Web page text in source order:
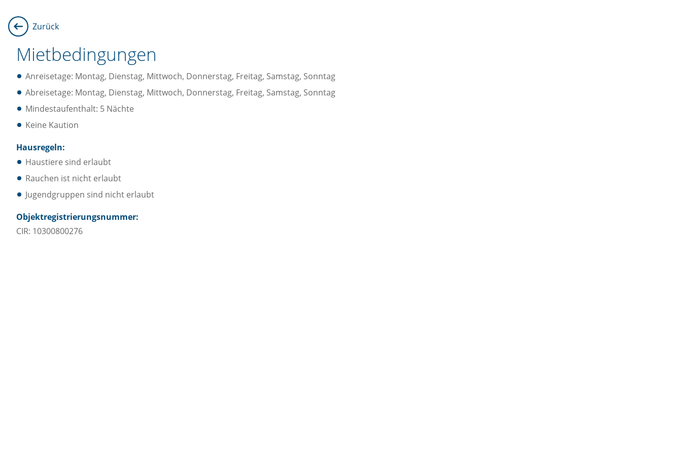
Zurück
Mietbedingungen
Anreisetage: Montag, Dienstag, Mittwoch, Donnerstag, Freitag, Samstag, Sonntag
Abreisetage: Montag, Dienstag, Mittwoch, Donnerstag, Freitag, Samstag, Sonntag
Mindestaufenthalt: 5 Nächte
Keine Kaution
Hausregeln:
Haustiere sind erlaubt
Rauchen ist nicht erlaubt
Jugendgruppen sind nicht erlaubt
Objektregistrierungsnummer:
CIR: 10300800276